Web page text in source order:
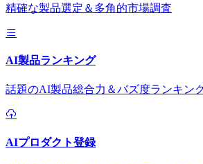
精確な製品選定＆多角的市場調査
AI製品ランキング
話題のAI製品総合力＆バズ度ランキン
AIプロダクト登録